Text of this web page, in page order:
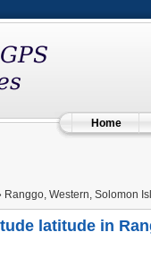
Home
Ranggo, Western, Solomon
latitude in